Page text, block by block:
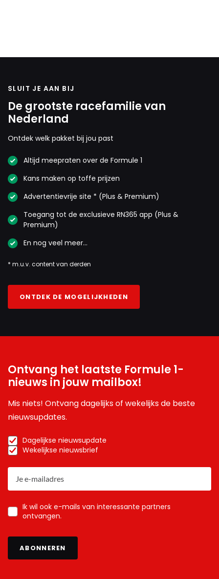
SLUIT JE AAN BIJ
De grootste racefamilie van
Nederland
Ontdek welk pakket bij jou past
Altijd meepraten over de Formule 1
Kans maken op toffe prijzen
Advertentievrije site * (Plus & Premium)
Toegang tot de exclusieve RN365 app (Plus &
Premium)
En nog veel meer…
* m.u.v. content van derden
ONTDEK DE MOGELIJKHEDEN
Ontvang het laatste Formule 1-
nieuws in jouw mailbox!
Mis niets! Ontvang dagelijks of wekelijks de beste
nieuwsupdates.
Dagelijkse nieuwsupdate
Wekelijkse nieuwsbrief
Ik wil ook e-mails van interessante partners
ontvangen.
ABONNEREN